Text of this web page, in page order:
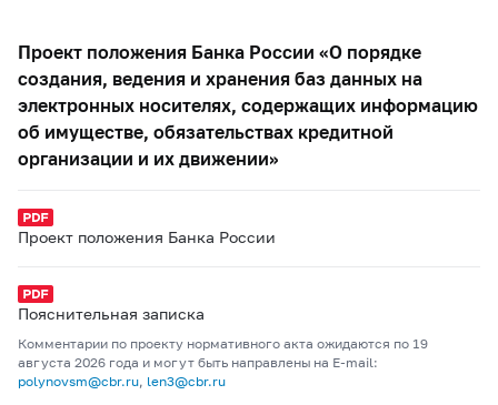
Проект положения Банка России «О порядке
создания, ведения и хранения баз данных на
электронных носителях, содержащих информацию
об имуществе, обязательствах кредитной
организации и их движении»
Проект положения Банка России
Пояснительная записка
Комментарии по проекту нормативного акта ожидаются по 19
августа 2026 года и могут быть направлены на E-mail:
polynovsm@cbr.ru, len3@cbr.ru